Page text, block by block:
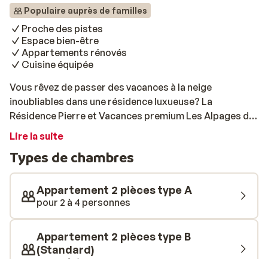
Populaire auprès de familles
Proche des pistes
Espace bien-être
Appartements rénovés
Cuisine équipée
Vous rêvez de passer des vacances à la neige
inoubliables dans une résidence luxueuse? La
Résidence Pierre et Vacances premium Les Alpages de
Reberty**** vous en offre la possibilité. Savourez
à son emplacement idyllique. Situés à proximité des
pistes du domaine skiable Les Trois Vallées, les 4
chalets de la résidence vous permettent de profiter
sans contrainte des pistes de ski. Il est en effet
possible de commencer à skier en face de la résidence.
Chaussez vos skis à la réception et glissez jusqu’aux
premières remontées mécaniques! Le domaine skiable
Lire la suite
Types de chambres
Appartement 2 pièces type A
pour 2 à 4 personnes
Appartement 2 pièces type B
(Standard)